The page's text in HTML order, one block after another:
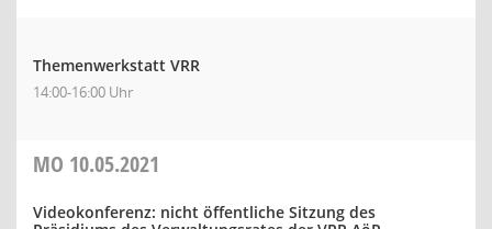
Themenwerkstatt VRR
14:00-16:00 Uhr
MO 10.05.2021
Videokonferenz: nicht öffentliche Sitzung des